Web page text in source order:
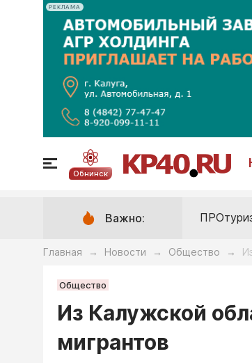
РЕКЛАМА
Обнинск
Важно:
Главная → Новости → Общество →
Общество
Из Калужской
мигрантов